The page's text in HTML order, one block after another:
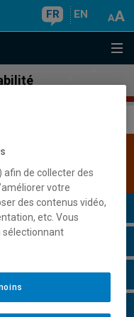
FR EN
ce programme est
la consulter.
afin de collecter des
votre
des contenus vidéo,
etc. Vous
sélectionnant